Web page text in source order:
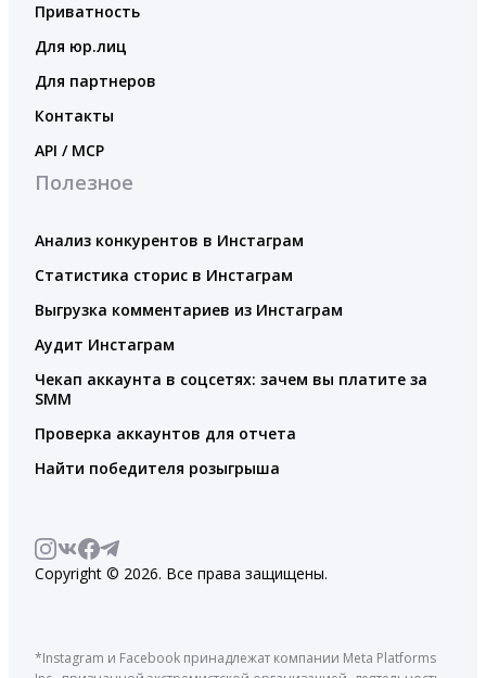
Приватность
Для юр.лиц
Для партнеров
Контакты
API / MCP
Полезное
Анализ конкурентов в Инстаграм
Статистика сторис в Инстаграм
Выгрузка комментариев из Инстаграм
Аудит Инстаграм
Чекап аккаунта в соцсетях: зачем вы платите за
SMM
Проверка аккаунтов для отчета
Найти победителя розыгрыша
Copyright © 2026. Все права защищены.
*Instagram и Facebook принадлежат компании Meta Platforms